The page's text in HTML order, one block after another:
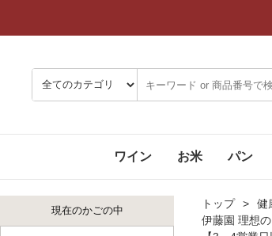
ワイン お米 パン
現在のかごの中
トップ 健
伊藤園 理想